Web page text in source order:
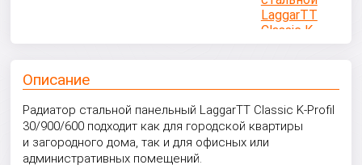
Описание
Радиатор стальной панельный LaggarTT Classic K-Profil
30/900/600 подходит как для городской квартиры
и загородного дома, так и для офисных или
административных помещений.